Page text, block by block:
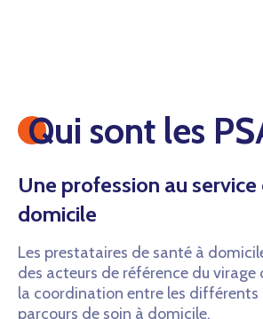
Qui sont les
Une profession au service
domicile
Les prestataires de santé à
des acteurs de référence du
la coordination entre les différents
parcours de soin à domicile.